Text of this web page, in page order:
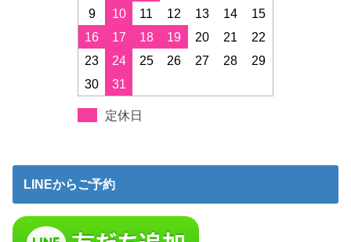
9
10 11 12 13 14
15
16
17 18 19 20 21
22
23
24 25 26 27 28
29
30
31
定休日
LINEからご予約